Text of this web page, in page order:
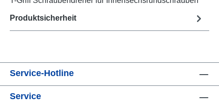
Produktsicherheit
Service-Hotline
Service